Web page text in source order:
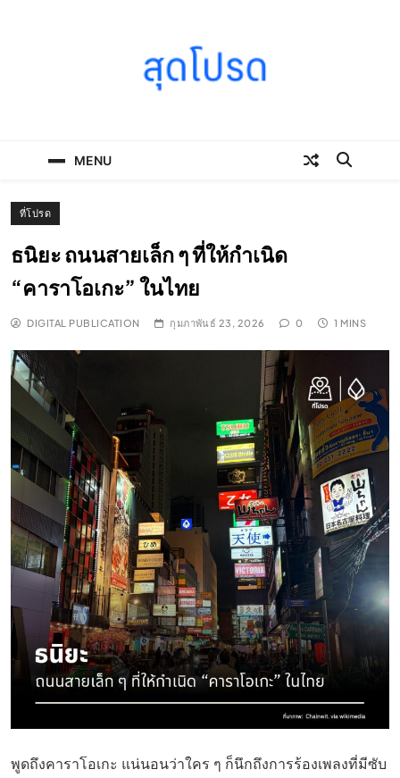
MENU
ที่โปรด
ธนิยะ ถนนสายเล็ก ๆ ที่ให้กำเนิด
“คาราโอเกะ” ในไทย
DIGITAL PUBLICATION กุมภาพันธ์ 23, 2026 0 1 MINS
พูดถึงคาราโอเกะ แน่นอนว่าใคร ๆ ก็นึกถึงการร้องเพลงที่มีซับ